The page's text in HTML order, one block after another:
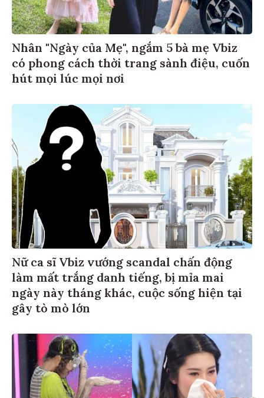
Nhân "Ngày của Mẹ", ngắm 5 bà mẹ Vbiz
có phong cách thời trang sành điệu, cuốn
hút mọi lúc mọi nơi
Nữ ca sĩ Vbiz vướng scandal chấn động
làm mất trắng danh tiếng, bị mỉa mai
ngày này tháng khác, cuộc sống hiện tại
gây tò mò lớn